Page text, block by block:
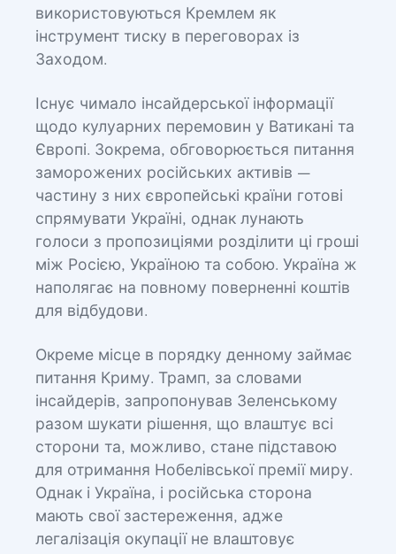
використовуються Кремлем як
інструмент тиску в переговорах із
Заходом.
Існує чимало інсайдерської інформації
щодо кулуарних перемовин у Ватикані та
Європі. Зокрема, обговорюється питання
заморожених російських активів —
частину з них європейські країни готові
спрямувати Україні, однак лунають
голоси з пропозиціями розділити ці гроші
між Росією, Україною та собою. Україна ж
наполягає на повному поверненні коштів
для відбудови.
Окреме місце в порядку денному займає
питання Криму. Трамп, за словами
інсайдерів, запропонував Зеленському
разом шукати рішення, що влаштує всі
сторони та, можливо, стане підставою
для отримання Нобелівської премії миру.
Однак і Україна, і російська сторона
мають свої застереження, адже
легалізація окупації не влаштовує